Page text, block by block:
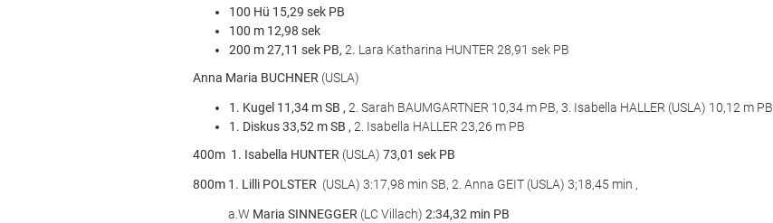
100 Hü 15,29 sek PB
100 m 12,98 sek
200 m 27,11 sek PB,2. Lara Katharina HUNTER 28,91 sek PB
Anna Maria BUCHNER (USLA)
1. Kugel 11,34 m SB ,2. Sarah BAUMGARTNER 10,34 m PB, 3. Isabella HALLER (USLA) 10,12 m PB
1. Diskus 33,52 m SB ,2. Isabella HALLER 23,26 m PB
400m 1. Isabella HUNTER (USLA)73,01 sek PB
800m 1. Lilli POLSTER (USLA) 3:17,98 min SB, 2. Anna GEIT (USLA) 3;18,45 min ,
a.W Maria SINNEGGER (LC Villach)2:34,32 min PB